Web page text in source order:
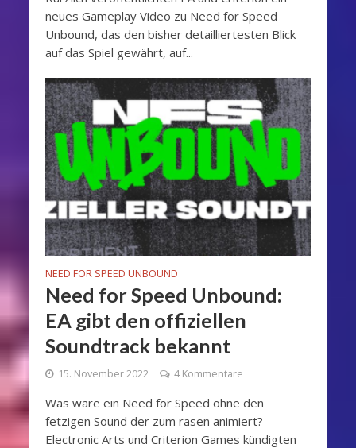
neues Gameplay Video zu Need for Speed
Unbound, das den bisher detailliertesten Blick
auf das Spiel gewährt, auf...
NEED FOR SPEED UNBOUND
Need for Speed Unbound:
EA gibt den offiziellen
Soundtrack bekannt
15. November 2022 4 Kommentare
Was wäre ein Need for Speed ohne den
fetzigen Sound der zum rasen animiert?
Electronic Arts und Criterion Games kündigten